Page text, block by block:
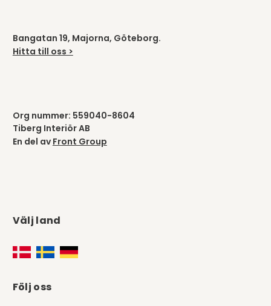
Bangatan 19, Majorna, Göteborg.
Hitta till oss >
Org nummer: 559040-8604
Tiberg Interiör AB
En del av Front Group
Välj land
Följ oss